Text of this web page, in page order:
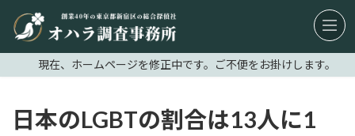
テ
ゲ
現在、ホームページを修正中です。ご不便をお掛けします。
日本のLGBTの割合は13人に1